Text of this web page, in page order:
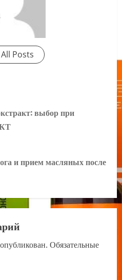
Posts
выбор при
и прием масляных после
Обязательные